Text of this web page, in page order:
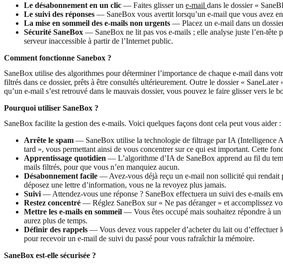
Le désabonnement en un clic — Faites glisser un e-mail dans le dossier «
Le suivi des réponses — SaneBox vous avertit lorsqu’un e-mail que vous avez
La mise en sommeil des e-mails non urgents — Placez un e-mail dans un
Sécurité SaneBox — SaneBox ne lit pas vos e-mails ; elle analyse juste l’en-tête
serveur inaccessible à partir de l’Internet public.
Comment fonctionne Sanebox ?
SaneBox utilise des algorithmes pour déterminer l’importance de chaque e-mail dans
filtrés dans ce dossier, prêts à être consultés ultérieurement. Outre le dossier «
qu’un e-mail s’est retrouvé dans le mauvais dossier, vous pouvez le faire glisser vers le
Pourquoi utiliser SaneBox ?
SaneBox facilite la gestion des e-mails. Voici quelques façons dont cela peut vous aider :
Arrête le spam — SaneBox utilise la technologie de filtrage par IA (Intelligence
tard », vous permettant ainsi de vous concentrer sur ce qui est important. Cette
Apprentissage quotidien — L’algorithme d’IA de SaneBox apprend au fil du
mails filtrés, pour que vous n’en manquiez aucun.
Désabonnement facile — Avez-vous déjà reçu un e-mail non sollicité qui rendait
déposez une lettre d’information, vous ne la revoyez plus jamais.
Suivi — Attendez-vous une réponse ? SaneBox effectuera un suivi des e-mails
Restez concentré — Réglez SaneBox sur « Ne pas déranger » et accomplissez
Mettre les e-mails en sommeil — Vous êtes occupé mais souhaitez répondre à
aurez plus de temps.
Définir des rappels — Vous devez vous rappeler d’acheter du lait ou
pour recevoir un e-mail de suivi du passé pour vous rafraîchir la mémoire.
SaneBox est-elle sécurisée ?